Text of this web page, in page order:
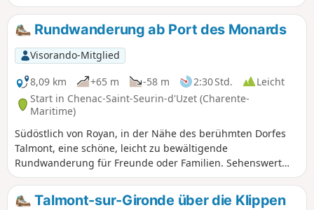
Rundwanderung ab Port des Monards
Visorando-Mitglied
8,09 km
+65 m -58 m 2:30 Std.
Leicht
Start in Chenac-Saint-Seurin-d'Uzet (Charente-
Maritime)
Südöstlich von Royan, in der Nähe des berühmten Dorfes
Talmont, eine schöne, leicht zu bewältigende
Rundwanderung für Freunde oder Familien. Sehenswert
sind die ehemalige Mühle von Monards, die Kirche von
Chenac und die Aussicht auf die Gironde-Mündung.
Talmont-sur-Gironde über die Klippen